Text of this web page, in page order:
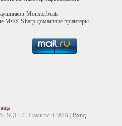
Monsterbeats
МФУ Sharp домашние принтеры
| SQL: 7 | Память: 4.3MB Вход